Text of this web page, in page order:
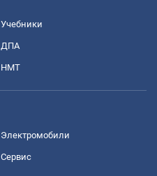
Учебники
ДПА
НМТ
Электромобили
Сервис